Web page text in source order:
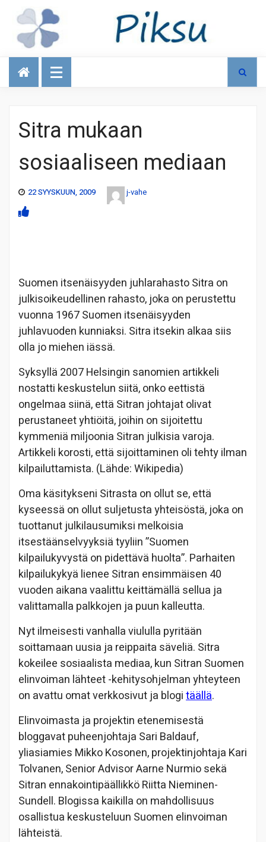
Talous
Sitra mukaan
sosiaaliseen mediaan
22 SYYSKUUN, 2009 j-vahe
Suomen itsenäisyyden juhlarahasto Sitra on
julkisoikeudellinen rahasto, joka on perustettu
vuonna 1967 Suomen itsenäisyyden
juhlavuoden kunniaksi. Sitra itsekin alkaa siis
olla jo miehen iässä.
Syksyllä 2007 Helsingin sanomien artikkeli
nostatti keskustelun siitä, onko eettistä
ongelmaa siinä, että Sitran johtajat olivat
perustaneet yhtiöitä, joihin on sijoitettu
kymmeniä miljoonia Sitran julkisia varoja.
Artikkeli korosti, että sijoittaminen oli tehty ilman
kilpailuttamista. (Lähde: Wikipedia)
Oma käsitykseni Sitrasta on ollut se, että
kyseessä on ollut suljetusta yhteisöstä, joka on
tuottanut julkilausumiksi melkoisia
itsestäänselvyyksiä tyyliin ”Suomen
kilpailukyvystä on pidettävä huolta”. Parhaiten
kilpailukykyä lienee Sitran ensimmäisen 40
vuoden aikana vaalittu keittämällä sellua ja
valittamalla palkkojen ja puun kalleutta.
Nyt ilmeisesti vanhalla viululla pyritään
soittamaan uusia ja reippaita säveliä. Sitra
kokeilee sosiaalista mediaa, kun Sitran Suomen
elinvoiman lähteet -kehitysohjelman yhteyteen
on avattu omat verkkosivut ja blogitäällä.
Elinvoimasta ja projektin etenemisestä
bloggavat puheenjohtaja Sari Baldauf,
yliasiamies Mikko Kosonen, projektinjohtaja Kari
Tolvanen, Senior Advisor Aarne Nurmio sekä
Sitran ennakointipäällikkö Riitta Nieminen-
Sundell. Blogissa kaikilla on mahdollisuus
osallistua keskusteluun Suomen elinvoiman
lähteistä.